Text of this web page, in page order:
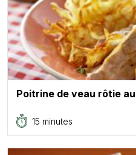
Poitrine de veau rôtie
15 minutes